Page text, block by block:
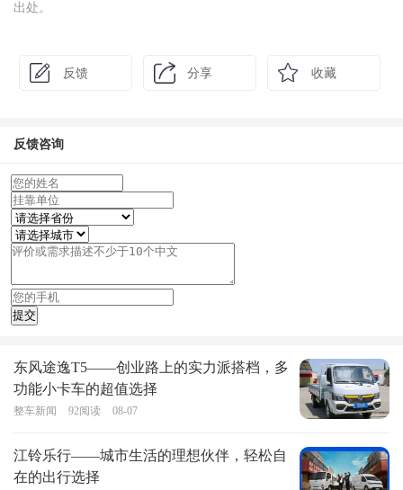
出处。
反馈 分享 收藏
反馈咨询
东风途逸T5——创业路上的实力派搭档，多
功能小卡车的超值选择
整车新闻 92阅读 08-07
江铃乐行——城市生活的理想伙伴，轻松自
在的出行选择